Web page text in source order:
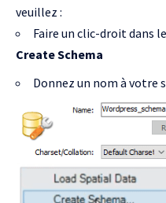
veuillez :
Faire un clic-droit dans
Create Schema
Donnez un nom à votre